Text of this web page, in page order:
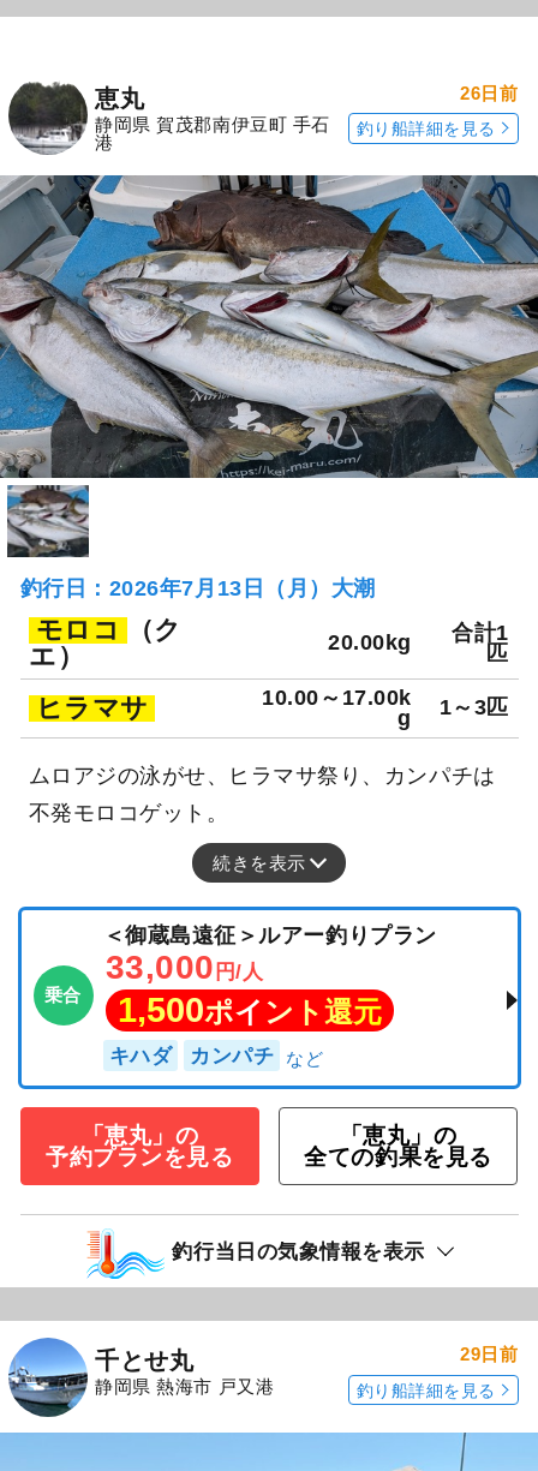
恵丸
静岡県 賀茂郡南伊豆町 手石
港
26日前
釣り船詳細を見る
釣行日：2026年7月13日（月）大潮
モロコ
（ク
エ）
20.00kg
合計1
匹
ヒラマサ
10.00～17.00k
g
1～3匹
ムロアジの泳がせ、ヒラマサ祭り、カンパチは
不発モロコゲット。
続きを表示
乗合
＜御蔵島遠征＞ルアー釣りプラン
33,000 円/人
1,500ポイント還元
キハダ カンパチ
「恵丸」の
予約プランを見る
「恵丸」の
全ての釣果を見る
釣行当日の気象情報を表示
千とせ丸
静岡県 熱海市 戸又港
29日前
釣り船詳細を見る